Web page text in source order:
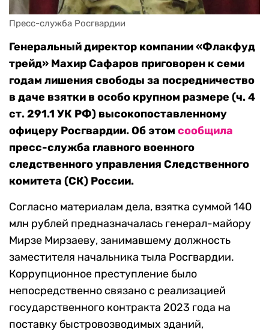
Пресс-служба Росгвардии
Генеральный директор компании «Флакфуд
трейд» Махир Сафаров приговорен к семи
годам лишения свободы за посредничество
в даче взятки в особо крупном размере (ч. 4
ст. 291.1 УК РФ) высокопоставленному
офицеру Росгвардии. Об этом сообщила
пресс-служба главного военного
следственного управления Следственного
комитета (СК) России.
Согласно материалам дела, взятка суммой 140
млн рублей предназначалась генерал-майору
Мирзе Мирзаеву, занимавшему должность
заместителя начальника тыла Росгвардии.
Коррупционное преступление было
непосредственно связано с реализацией
государственного контракта 2023 года на
поставку быстровозводимых зданий,